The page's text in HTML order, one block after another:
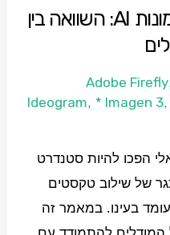
שילוב של טקסטים בתמונות AI: השוואה בין
Ideogram, * Imagen 3,
הפכו להיות סטנדרט
של שילוב טקסטים
בעינו. במאמר זה